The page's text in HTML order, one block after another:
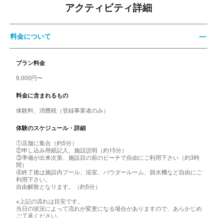
アクティビティ詳細
料金について
プラン料金
9,000円〜
料金に含まれるもの
体験料、消費税（登録事業者のみ）
体験のスケジュール・詳細
①店舗に集合（約5分）
②申し込み用紙記入、施設説明（約15分）
③準備が出来次第、施設目の前のビーチで自由にご利用下さい（約3時
間）
④終了後は施設内プール、浴室、パウダールーム、脱水機など自由にご
利用下さい。
自由解散となります。（約5分）
※上記の流れは目安です。
当日の状況によって流れが変更になる場合がありますので、あらかじめ
ご了承ください。